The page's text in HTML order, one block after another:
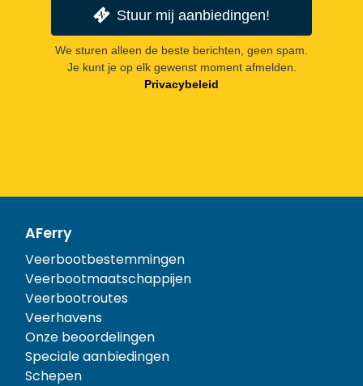
Stuur mij aanbiedingen!
We sturen alleen de beste berichten, geen spam.
Je kunt je op elk gewenst moment afmelden.
Privacybeleid
AFerry
Veerbootbestemmingen
Veerbootmaatschappijen
Veerbootroutes
Veerhavens
Onze beoordelingen
Speciale aanbiedingen
Schepen